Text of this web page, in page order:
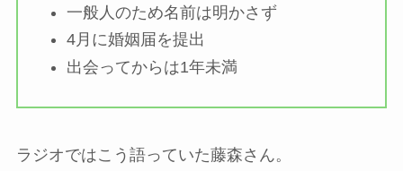
一般人のため名前は明かさず
4月に婚姻届を提出
出会ってからは1年未満
ラジオではこう語っていた藤森さん。